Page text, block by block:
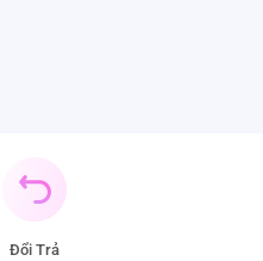
Đổi Trả